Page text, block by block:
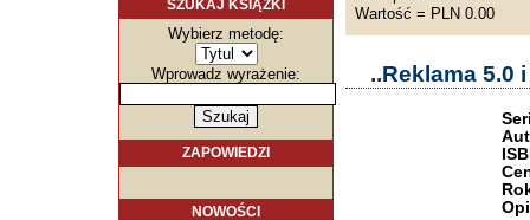
SZUKAJ KSIĄŻKI
Wybierz metodę:
Wprowadz wyrażenie:
ZAPOWIEDZI
NOWOŚCI
Wartość = PLN 0.00
..Reklama 5.0